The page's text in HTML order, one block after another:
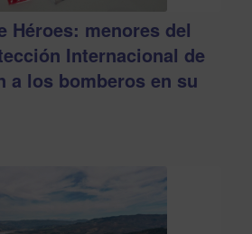
Héroes: menores del
Internacional de
a los bomberos en su